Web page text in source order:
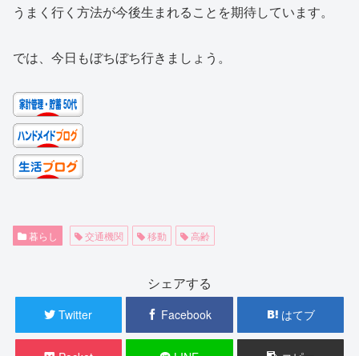
うまく行く方法が今後生まれることを期待しています。
では、今日もぼちぼち行きましょう。
暮らし 交通機関 移動 高齢
シェアする
Twitter Facebook はてブ